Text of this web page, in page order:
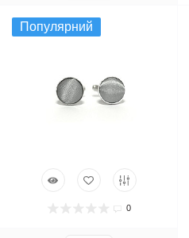
Популярний
0